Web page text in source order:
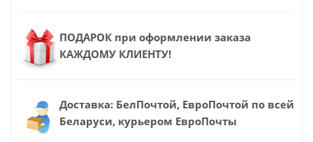
ПОДАРОК при оформлении заказа
КАЖДОМУ КЛИЕНТУ!
Доставка: БелПочтой, ЕвроПочтой по всей
Беларуси, курьером ЕвроПочты